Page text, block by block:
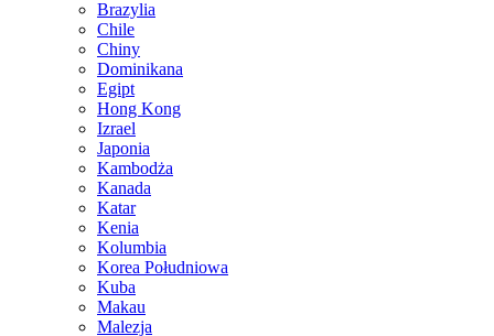
Brazylia
Chile
Chiny
Dominikana
Egipt
Hong Kong
Izrael
Japonia
Kambodża
Kanada
Katar
Kenia
Kolumbia
Korea Południowa
Kuba
Makau
Malezja